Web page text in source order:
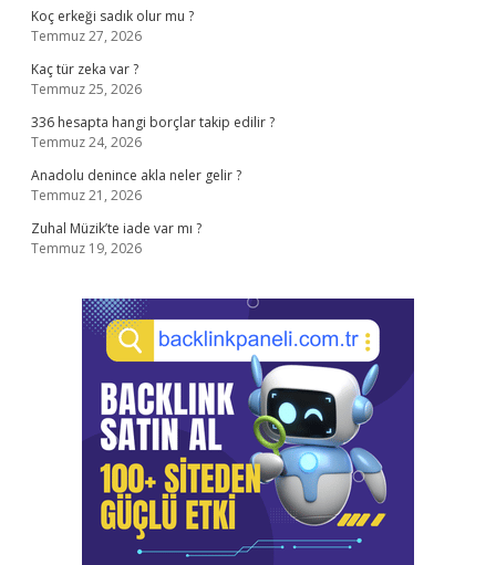
Koç erkeği sadık olur mu ?
Temmuz 27, 2026
Kaç tür zeka var ?
Temmuz 25, 2026
336 hesapta hangi borçlar takip edilir ?
Temmuz 24, 2026
Anadolu denince akla neler gelir ?
Temmuz 21, 2026
Zuhal Müzik’te iade var mı ?
Temmuz 19, 2026